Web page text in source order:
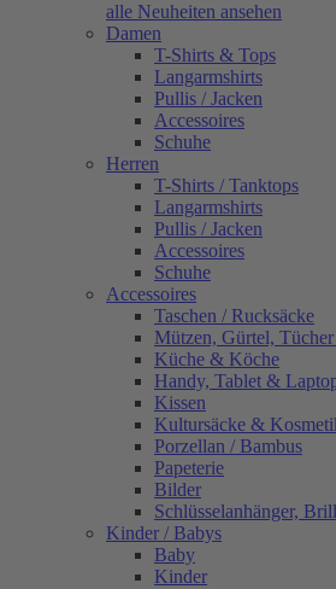
alle Neuheiten ansehen
Damen
T-Shirts & Tops
Langarmshirts
Pullis / Jacken
Accessoires
Schuhe
Herren
T-Shirts / Tanktops
Langarmshirts
Pullis / Jacken
Accessoires
Schuhe
Accessoires
Taschen / Rucksäcke
Mützen, Gürtel,
Küche & Köche
Handy, Tablet &
Kissen
Kultursäcke &
Porzellan / Bambus
Papeterie
Bilder
Schlüsselanhänger,
Kinder / Babys
Baby
Kinder